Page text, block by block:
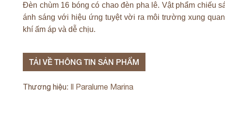
Đèn chùm 16 bóng có chao đèn pha lê. Vật phẩm chiếu
ánh sáng với hiệu ứng tuyệt vời ra môi trường xung
khí ấm áp và dễ chịu.
TẢI VỀ THÔNG TIN SẢN PHẨM
Thương hiệu: Il Paralume Marina